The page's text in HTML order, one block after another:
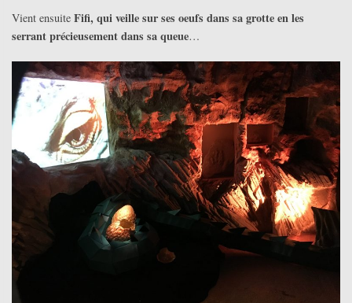
Vient ensuite Fifi, qui veille sur ses oeufs dans sa grotte en les
serrant précieusement dans sa queue…